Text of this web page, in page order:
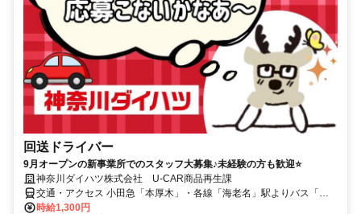
回送ドライバー
9月オープンの新事業所でのスタッフ大募集♪未経験の方も歓迎⭐
神奈川ダイハツ株式会社 U-CAR商品再生課
交通・アクセス 小田急「本厚木」・各線「海老名」駅よりバス「局
前」下車3分
時給1,300円